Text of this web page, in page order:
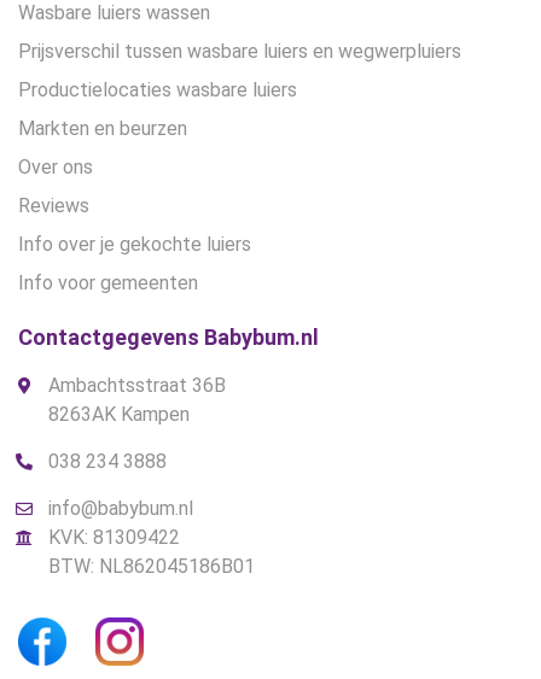
Wasbare luiers wassen
Prijsverschil tussen wasbare luiers en wegwerpluiers
Productielocaties wasbare luiers
Markten en beurzen
Over ons
Reviews
Info over je gekochte luiers
Info voor gemeenten
Contactgegevens Babybum.nl
Ambachtsstraat 36B
8263AK Kampen
038 234 3888
info@babybum.nl
KVK: 81309422
BTW: NL862045186B01